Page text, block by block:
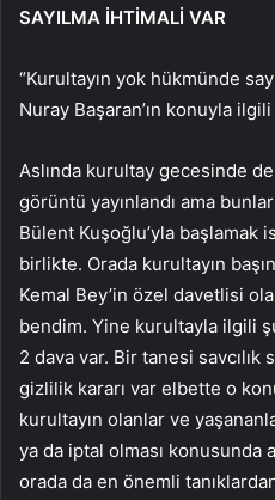
SAYILMA İHTİMALİ VAR
“Kurultayın yok hükmünde
Nuray Başaran’ın konuyla
Aslında kurultay gecesinde
görüntü yayınlandı ama
Bülent Kuşoğlu’yla başlamak
birlikte. Orada kurultayın
Kemal Bey’in özel davetlisi
bendim. Yine kurultayla ilgili
2 dava var. Bir tanesi
gizlilik kararı var elbette o
kurultayın olanlar ve
ya da iptal olması konusunda
orada da en önemli